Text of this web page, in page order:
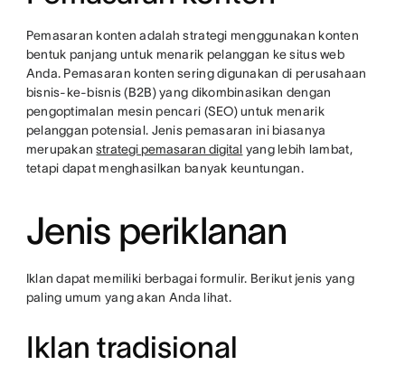
Pemasaran konten adalah strategi menggunakan konten
bentuk panjang untuk menarik pelanggan ke situs web
Anda. Pemasaran konten sering digunakan di perusahaan
bisnis-ke-bisnis (B2B) yang dikombinasikan dengan
pengoptimalan mesin pencari (SEO) untuk menarik
pelanggan potensial. Jenis pemasaran ini biasanya
merupakanstrategi pemasaran digital yang lebih lambat,
tetapi dapat menghasilkan banyak keuntungan.
Jenis periklanan
Iklan dapat memiliki berbagai formulir. Berikut jenis yang
paling umum yang akan Anda lihat.
Iklan tradisional